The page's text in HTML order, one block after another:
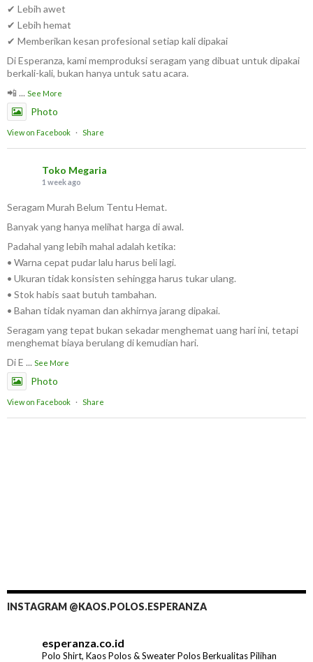
✔ Lebih awet
✔ Lebih hemat
✔ Memberikan kesan profesional setiap kali dipakai
Di Esperanza, kami memproduksi seragam yang dibuat untuk dipakai
berkali-kali, bukan hanya untuk satu acara.
📲 ... See More
Photo
View on Facebook · Share
Toko Megaria
1 week ago
Seragam Murah Belum Tentu Hemat.
Banyak yang hanya melihat harga di awal.
Padahal yang lebih mahal adalah ketika:
• Warna cepat pudar lalu harus beli lagi.
• Ukuran tidak konsisten sehingga harus tukar ulang.
• Stok habis saat butuh tambahan.
• Bahan tidak nyaman dan akhirnya jarang dipakai.
Seragam yang tepat bukan sekadar menghemat uang hari ini, tetapi
menghemat biaya berulang di kemudian hari.
Di E ... See More
Photo
View on Facebook · Share
INSTAGRAM @KAOS.POLOS.ESPERANZA
esperanza.co.id
Polo Shirt, Kaos Polos & Sweater Polos Berkualitas Pilihan